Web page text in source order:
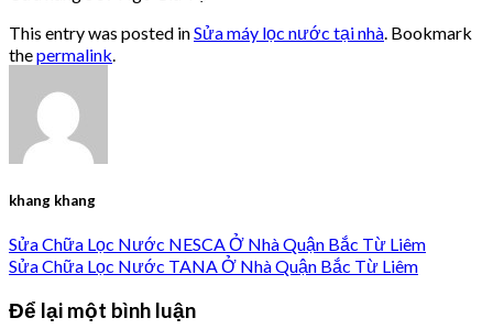
This entry was posted inSửa máy lọc nước tại nhà . Bookmark
thepermalink
khang khang
Sửa Chữa Lọc Nước NESCA Ở Nhà Quận Bắc Từ Liêm
Sửa Chữa Lọc Nước TANA Ở Nhà Quận Bắc Từ Liêm
Để lại một bình luận